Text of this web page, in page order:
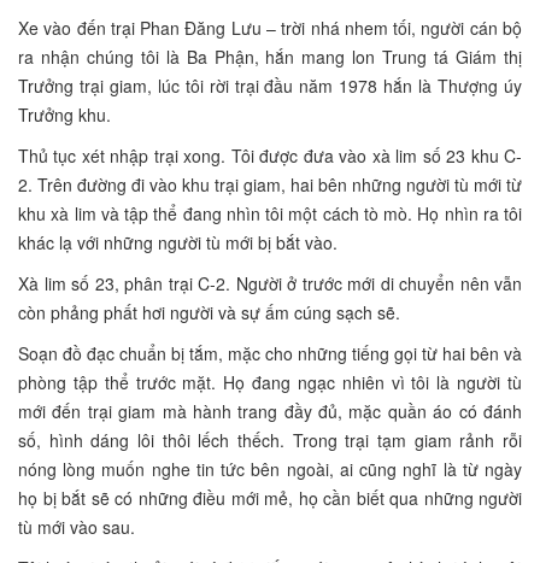
Xe vào đến trại Phan Đăng Lưu – trời nhá nhem tối, người cán bộ
ra nhận chúng tôi là Ba Phận, hắn mang lon Trung tá Giám thị
Trưởng trại giam, lúc tôi rời trại đầu năm 1978 hắn là Thượng úy
Trưởng khu.
Thủ tục xét nhập trại xong. Tôi được đưa vào xà lim số 23 khu C-
2. Trên đường đi vào khu trại giam, hai bên những người tù mới từ
khu xà lim và tập thể đang nhìn tôi một cách tò mò. Họ nhìn ra tôi
khác lạ với những người tù mới bị bắt vào.
Xà lim số 23, phân trại C-2. Người ở trước mới di chuyển nên vẫn
còn phảng phất hơi người và sự ấm cúng sạch sẽ.
Soạn đồ đạc chuẩn bị tắm, mặc cho những tiếng gọi từ hai bên và
phòng tập thể trước mặt. Họ đang ngạc nhiên vì tôi là người tù
mới đến trại giam mà hành trang đầy đủ, mặc quần áo có đánh
số, hình dáng lôi thôi lếch thếch. Trong trại tạm giam rảnh rỗi
nóng lòng muốn nghe tin tức bên ngoài, ai cũng nghĩ là từ ngày
họ bị bắt sẽ có những điều mới mẻ, họ cần biết qua những người
tù mới vào sau.